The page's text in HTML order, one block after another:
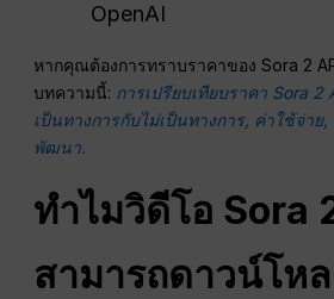
OpenAI
หากคุณต้องการทราบราคาของ Sora 2
บทความนี้: การเปรียบเทียบราคา Sora 2
เป็นทางการกับไม่เป็นทางการ, ค่าใช้จ่า
พัฒนา.
ทำไมวิดีโอ Sora
สามารถดาวน์โห